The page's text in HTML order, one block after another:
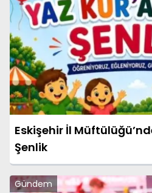
Eskişehir İl
Şenlik
Gündem